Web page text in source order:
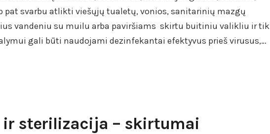
pat svarbu atlikti viešųjų tualetų, vonios, sanitarinių mazgų
vandeniu su muilu arba paviršiams skirtu buitiniu valikliu ir tik
gali būti naudojami dezinfekantai efektyvus prieš virusus,…
ir sterilizacija – skirtumai